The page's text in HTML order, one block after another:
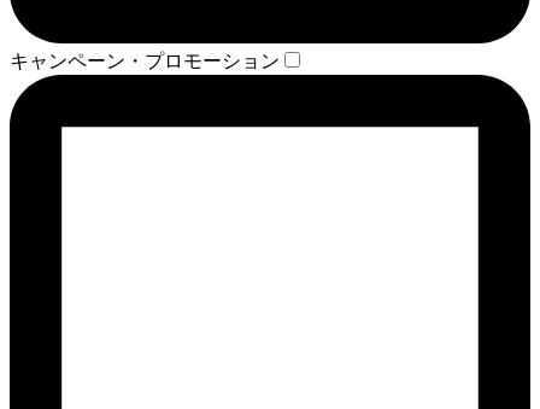
キャンペーン・プロモーション